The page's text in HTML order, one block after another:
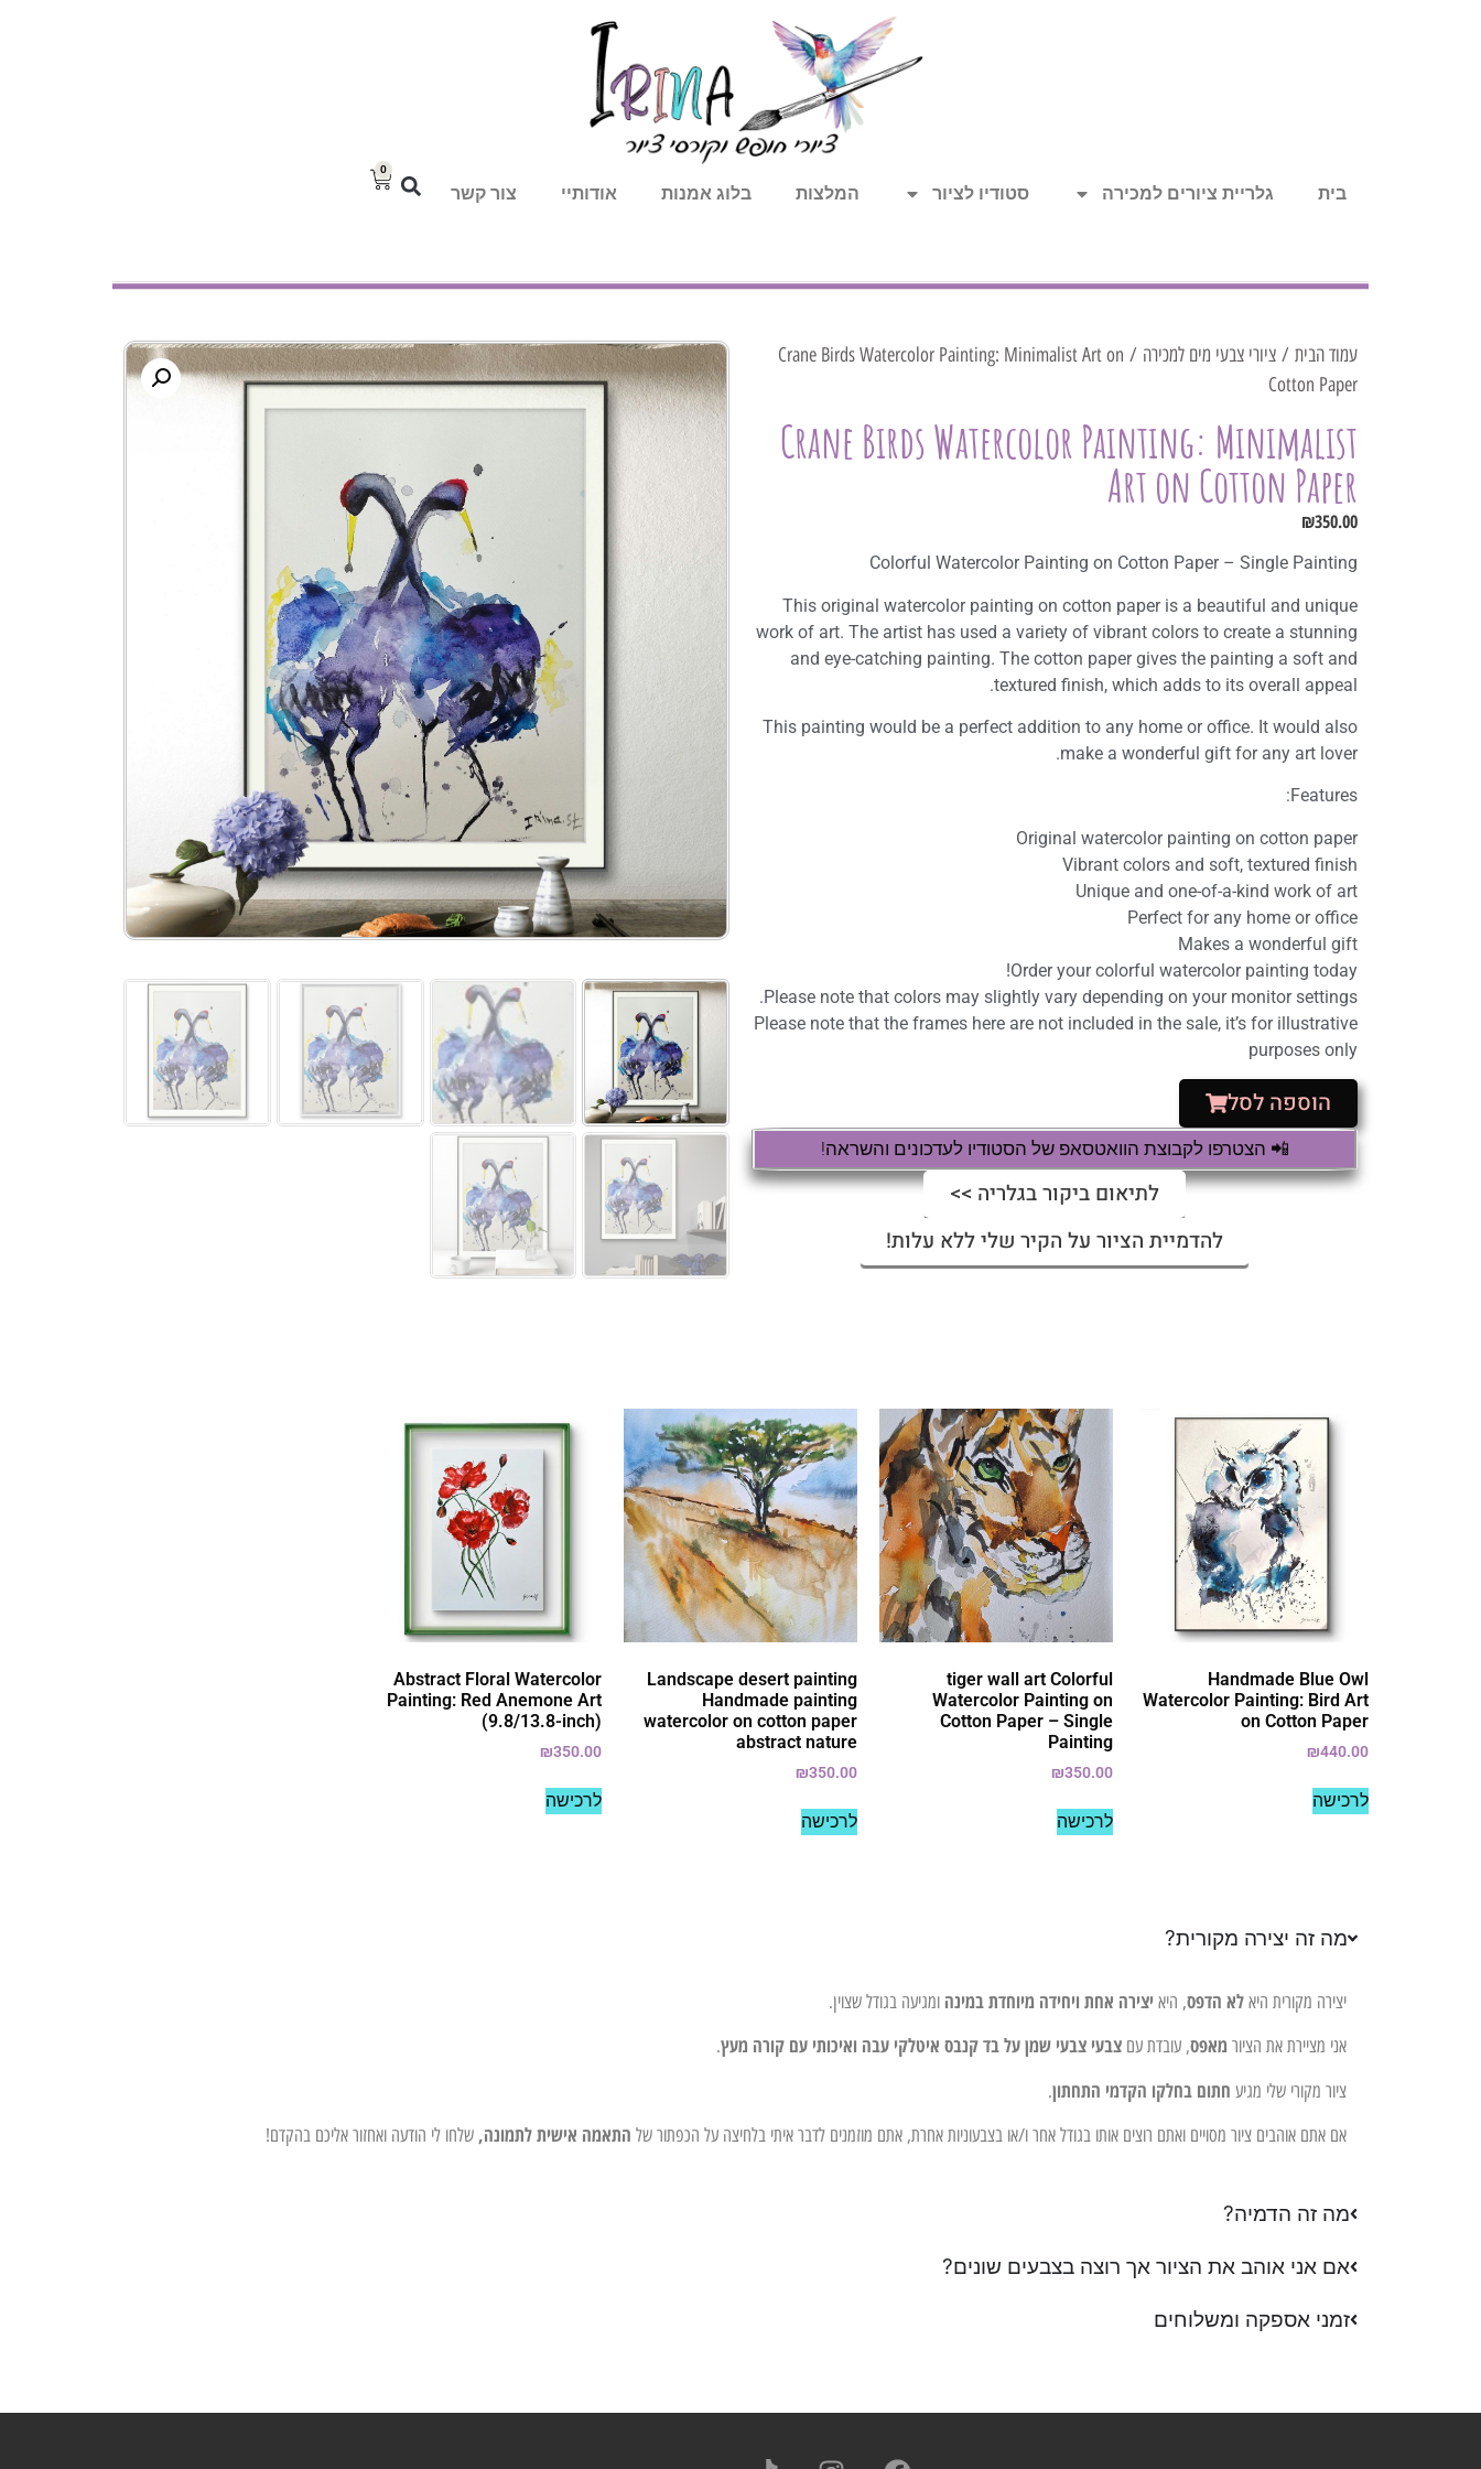
בית גלריית ציורים למכירה סטודיו לציור המלצות בלוג אמנות אודותיי צור קשר
0
עמוד הבית / ציורי צבעי מים למכירה
/ Crane Birds Watercolor Painting: Minimalist Art on
Cotton Paper
Crane Birds Watercolor Painting: Minimalist
Art on Cotton Paper
₪350.00
Colorful Watercolor Painting on Cotton Paper – Single Painting
This original watercolor painting on cotton paper is a beautiful and unique
work of art. The artist has used a variety of vibrant colors to create a stunning
and eye-catching painting. The cotton paper gives the painting a soft and
textured finish, which adds to its overall appeal.
This painting would be a perfect addition to any home or office. It would also
make a wonderful gift for any art lover.
Features:
Original watercolor painting on cotton paper
Vibrant colors and soft, textured finish
Unique and one-of-a-kind work of art
Perfect for any home or office
Makes a wonderful gift
Order your colorful watercolor painting today!
Please note that colors may slightly vary depending on your monitor settings.
Please note that the frames here are not included in the sale, it’s for illustrative
purposes only
הוספה לסל
📲 הצטרפו לקבוצת הוואטסאפ של הסטודיו לעדכונים והשראה!
לתיאום ביקור בגלריה >>
להדמיית הציור על הקיר שלי ללא עלות!
Handmade Blue Owl
Watercolor Painting: Bird Art
on Cotton Paper
₪440.00
לרכישה
tiger wall art Colorful
Watercolor Painting on
Cotton Paper – Single
Painting
₪350.00
לרכישה
Landscape desert painting
Handmade painting
watercolor on cotton paper
abstract nature
₪350.00
לרכישה
Abstract Floral Watercolor
Painting: Red Anemone Art
(9.8/13.8-inch)
₪350.00
לרכישה
מה זה יצירה מקורית?
יצירה מקורית היא לא הדפס, היא יצירה אחת ויחידה מיוחדת במינה ומגיעה בגודל שצוין.
אני מציירת את הציור מאפס, עובדת עם צבעי צבעי שמן על בד קנבס איטלקי עבה ואיכותי עם קורה מעץ.
ציור מקורי שלי מגיע חתום בחלקו הקדמי התחתון.
אם אתם אוהבים ציור מסויים ואתם רוצים אותו בגודל אחר ו/או בצבעוניות אחרת, אתם מוזמנים לדבר איתי בלחיצה על הכפתור של התאמה אישית לתמונה, שלחו לי הודעה ואחזור אליכם בהקדם!
מה זה הדמיה?
אם אני אוהב את הציור אך רוצה בצבעים שונים?
זמני אספקה ומשלוחים